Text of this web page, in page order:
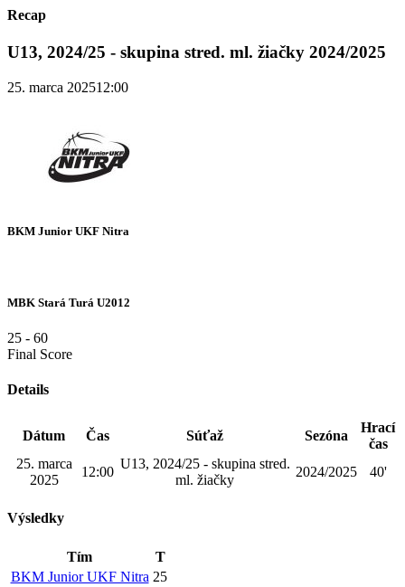
Recap
U13, 2024/25 - skupina stred. ml. žiačky 2024/2025
25. marca 202512:00
BKM Junior UKF Nitra
MBK Stará Turá U2012
25 - 60
Final Score
Details
Dátum Čas Súťaž Sezóna
Hrací
čas
25. marca
2025
12:00
U13, 2024/25 - skupina stred.
ml. žiačky
2024/2025 40'
Výsledky
Tím
T
BKM Junior UKF Nitra 25